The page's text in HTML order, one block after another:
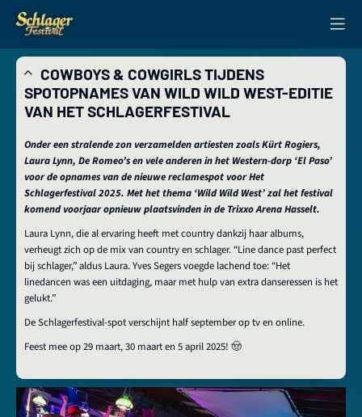
COWBOYS & COWGIRLS TIJDENS
SPOTOPNAMES VAN WILD WILD WEST-EDITIE
VAN HET SCHLAGERFESTIVAL
Onder een stralende zon verzamelden artiesten zoals Kürt Rogiers,
Laura Lynn, De Romeo’s en vele anderen in het Western-dorp ‘El Paso’
voor de opnames van de nieuwe reclamespot voor Het
Schlagerfestival 2025. Met het thema ‘Wild Wild West’ zal het festival
komend voorjaar opnieuw plaatsvinden in de Trixxo Arena Hasselt.
Laura Lynn, die al ervaring heeft met country dankzij haar albums,
verheugt zich op de mix van country en schlager. “Line dance past perfect
bij schlager,” aldus Laura. Yves Segers voegde lachend toe: “Het
linedancen was een uitdaging, maar met hulp van extra danseressen is het
gelukt.”
De Schlagerfestival-spot verschijnt half september op tv en online.
Feest mee op 29 maart, 30 maart en 5 april 2025! 🤠